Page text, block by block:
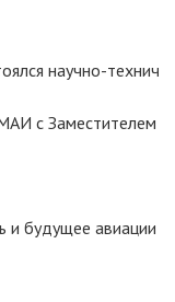
научно-
МАИ с
будущее авиации и